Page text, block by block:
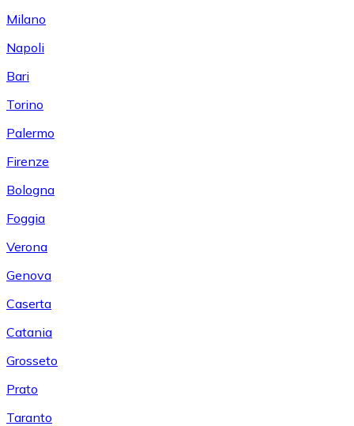
Milano
Napoli
Bari
Torino
Palermo
Firenze
Bologna
Foggia
Verona
Genova
Caserta
Catania
Grosseto
Prato
Taranto